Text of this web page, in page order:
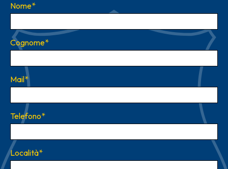
Nome*
Cognome*
Mail*
Telefono*
Località*